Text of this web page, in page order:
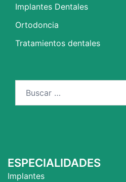
Implantes Dentales
Ortodoncia
Tratamientos dentales
ESPECIALIDADES
Implantes